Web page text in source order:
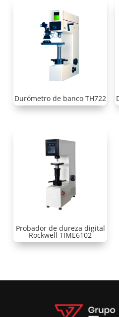
Durómetro de banco TH722
Probador de dureza digital
Rockwell TIME6102